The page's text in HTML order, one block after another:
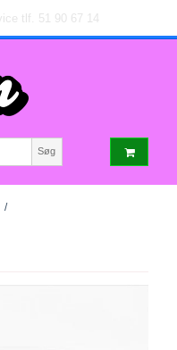
Søg
/